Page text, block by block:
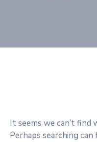
It seems we can’t find
Perhaps searching can